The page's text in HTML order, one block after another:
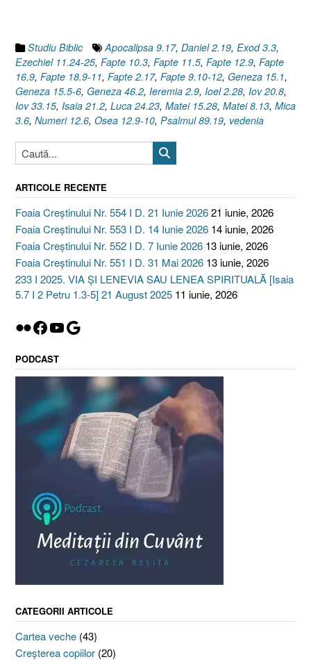
Studiu Biblic Apocalipsa 9.17, Daniel 2.19, Exod 3.3,
Ezechiel 11.24-25, Fapte 10.3, Fapte 11.5, Fapte 12.9, Fapte
16.9, Fapte 18.9-11, Fapte 2.17, Fapte 9.10-12, Geneza 15.1,
Geneza 15.5-6, Geneza 46.2, Ieremia 2.9, Ioel 2.28, Iov 20.8,
Iov 33.15, Isaia 21.2, Luca 24.23, Matei 15.28, Matei 8.13, Mica
3.6, Numeri 12.6, Osea 12.9-10, Psalmul 89.19, vedenia
ARTICOLE RECENTE
Foaia Creștinului Nr. 554 I D. 21 Iunie 202621 iunie, 2026
Foaia Creștinului Nr. 553 I D. 14 Iunie 2026 14 iunie, 2026
Foaia Creștinului Nr. 552 I D. 7 Iunie 2026 13 iunie, 2026
Foaia Creștinului Nr. 551 I D. 31 Mai 2026 13 iunie, 2026
233 I 2025. VIA ȘI LENEVIA SAU LENEA SPIRITUALĂ [Isaia
5.7 I 2 Petru 1.3-5] 21 August 2025 11 iunie, 2026
Flickr
Facebook
YouTube
Google
PODCAST
CATEGORII ARTICOLE
Cartea veche (43)
Creşterea copiilor (20)